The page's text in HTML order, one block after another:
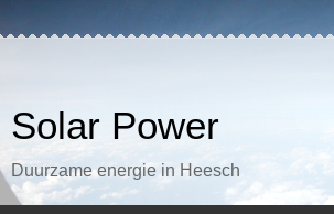
Solar Power
Duurzame energie in Heesch